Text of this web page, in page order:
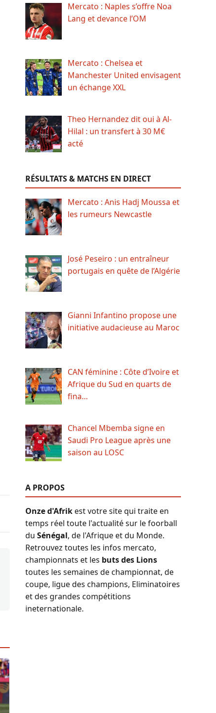
Mercato : Naples s’offre Noa
Lang et devance l’OM
Mercato : Chelsea et
Manchester United envisagent
un échange XXL
Theo Hernandez dit oui à Al-
Hilal : un transfert à 30 M€
acté
RÉSULTATS & MATCHS EN DIRECT
Mercato : Anis Hadj Moussa et
les rumeurs Newcastle
José Peseiro : un entraîneur
portugais en quête de l’Algérie
Gianni Infantino propose une
initiative audacieuse au Maroc
CAN féminine : Côte d’Ivoire et
Afrique du Sud en quarts de
fina…
Chancel Mbemba signe en
Saudi Pro League après une
saison au LOSC
A PROPOS
Onze d'Afrikest votre site qui traite en
temps réel toute l'actualité sur le foorball
du Sénégal, de l'Afrique et du Monde.
Retrouvez toutes les infos mercato,
championnats et les buts des Lions
toutes les semaines de championnat, de
coupe, ligue des champions, Eliminatoires
et des grandes compétitions
ineternationale.